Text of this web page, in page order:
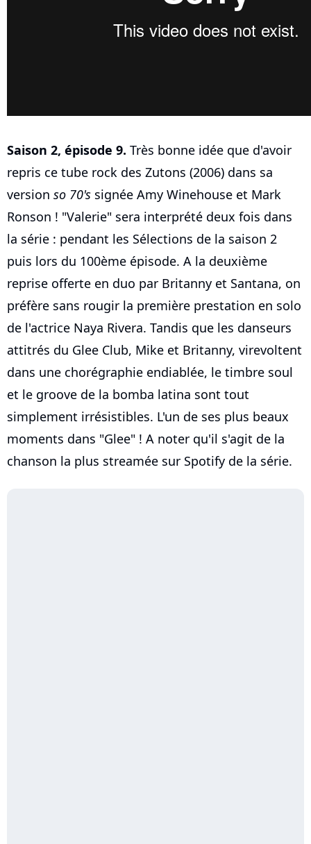
Saison 2, épisode 9. Très bonne idée que d'avoir
repris ce tube rock des Zutons (2006) dans sa
version so 70's signée Amy Winehouse et Mark
Ronson ! "Valerie" sera interprété deux fois dans
la série : pendant les Sélections de la saison 2
puis lors du 100ème épisode. A la deuxième
reprise offerte en duo par Britanny et Santana, on
préfère sans rougir la première prestation en solo
de l'actrice Naya Rivera. Tandis que les danseurs
attitrés du Glee Club, Mike et Britanny, virevoltent
dans une chorégraphie endiablée, le timbre soul
et le groove de la bomba latina sont tout
simplement irrésistibles. L'un de ses plus beaux
moments dans "Glee" ! A noter qu'il s'agit de la
chanson la plus streamée sur Spotify de la série.